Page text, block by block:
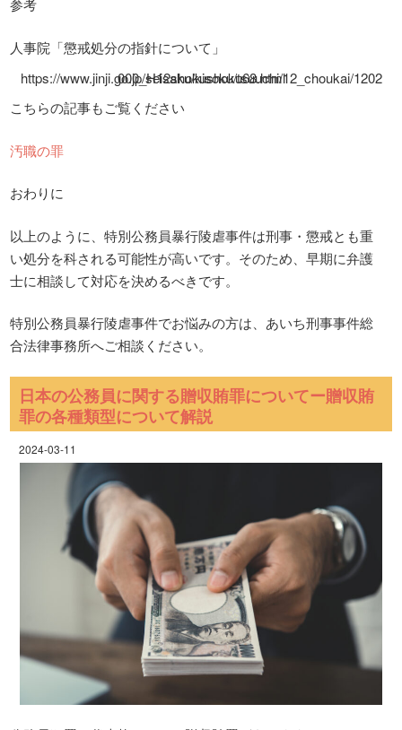
参考
人事院「懲戒処分の指針について」
https://www.jinji.go.jp/seisaku/kisoku/tsuuchi/12_choukai/1202000_H12shokushoku68.html
こちらの記事もご覧ください
汚職の罪
おわりに
以上のように、特別公務員暴行陵虐事件は刑事・懲戒とも重
い処分を科される可能性が高いです。そのため、早期に弁護
士に相談して対応を決めるべきです。
特別公務員暴行陵虐事件でお悩みの方は、あいち刑事事件総
合法律事務所へご相談ください。
日本の公務員に関する贈収賄罪についてー贈収賄
罪の各種類型について解説
2024-03-11